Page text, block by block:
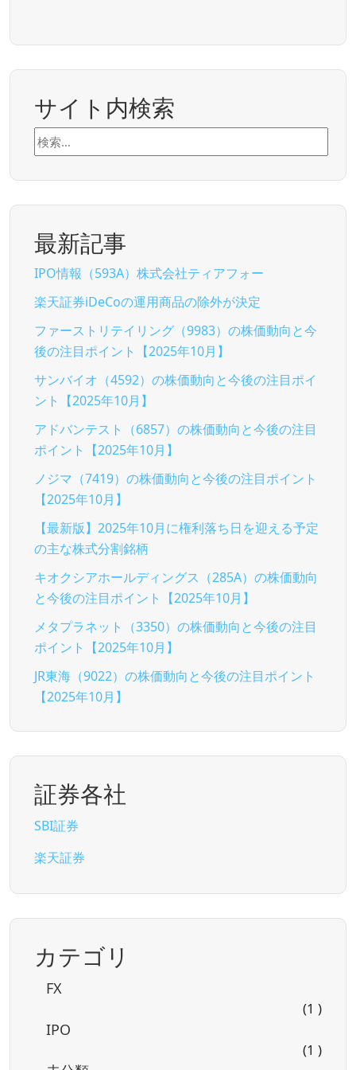
サイト内検索
検
索:
最新記事
IPO情報（593A）株式会社ティアフォー
楽天証券iDeCoの運用商品の除外が決定
ファーストリテイリング（9983）の株価動向と今
後の注目ポイント【2025年10月】
サンバイオ（4592）の株価動向と今後の注目ポイ
ント【2025年10月】
アドバンテスト（6857）の株価動向と今後の注目
ポイント【2025年10月】
ノジマ（7419）の株価動向と今後の注目ポイント
【2025年10月】
【最新版】2025年10月に権利落ち日を迎える予定
の主な株式分割銘柄
キオクシアホールディングス（285A）の株価動向
と今後の注目ポイント【2025年10月】
メタプラネット（3350）の株価動向と今後の注目
ポイント【2025年10月】
JR東海（9022）の株価動向と今後の注目ポイント
【2025年10月】
証券各社
SBI証券
楽天証券
カテゴリ
FX
(1 )
IPO
(1 )